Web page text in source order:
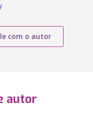
com o autor
autor